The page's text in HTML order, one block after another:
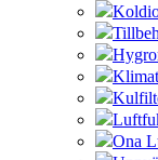
Ona